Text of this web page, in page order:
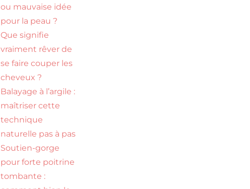
ou mauvaise idée
pour la peau ?
Que signifie
vraiment rêver de
se faire couper les
cheveux ?
Balayage à l’argile :
maîtriser cette
technique
naturelle pas à pas
Soutien-gorge
pour forte poitrine
tombante :